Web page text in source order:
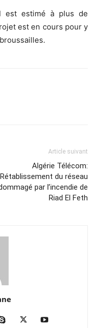
est estimé à plus de
est en cours pour y
Article suivant
Algérie Télécom:
Rétablissement du réseau
par l’incendie de
Riad El Feth